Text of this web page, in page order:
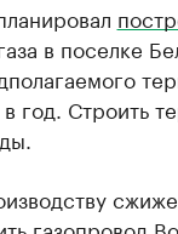
в поселке
год. Строить